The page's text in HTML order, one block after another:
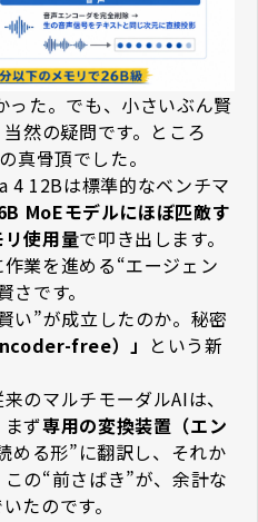
った。でも、小さいぶん賢
当然の疑問です。ところ
真骨頂でした。
4 12Bは標準的なベンチマ
MoEモデルにほぼ匹敵す
使用量で叩き出します。
業を進める“エージェン
です。
い”が成立したのか。秘密
free）」 という新
のマルチモーダルAIは、
ず専用の変換装置（エン
める形”に翻訳し、それか
の“前さばき”が、余計な
たのです。